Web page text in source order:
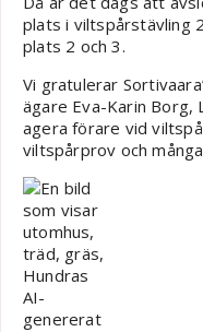
plats i viltspårstävling
plats 2 och 3.
Vi gratulerar
ägare Eva-Karin
agera förare vid
viltspårprov och